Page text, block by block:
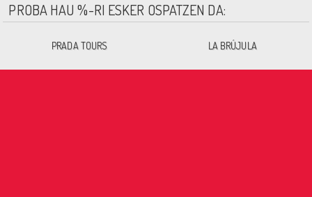
PROBA HAU %-RI ESKER OSPATZEN DA:
PRADA TOURS LA BRÚJULA